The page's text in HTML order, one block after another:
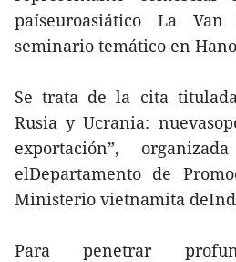
paíseuroasiático La
seminario temático en
Se trata de la cita
Rusia y Ucrania:
exportación”,
elDepartamento de
Ministerio vietnamita
Para penetrar